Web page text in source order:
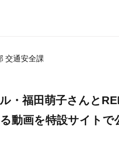
交通安全課
・福田萌子さんと
動画を特設サイトで